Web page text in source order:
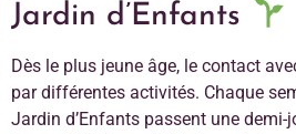
Jardin d’Enfants
Dès le plus jeune âge, le contact
par différentes activités. Chaque
Jardin d’Enfants passent une demi-